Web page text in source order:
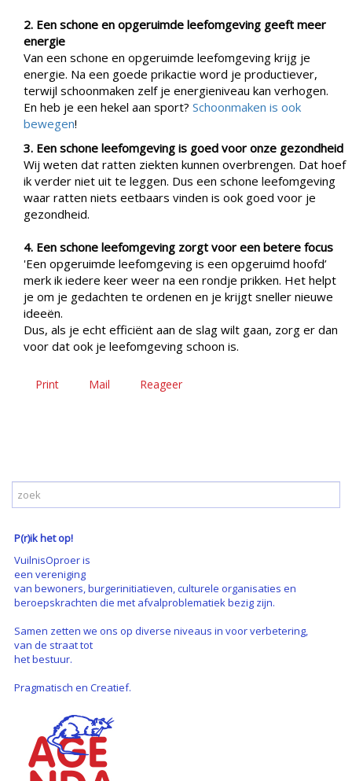
2. Een schone en opgeruimde leefomgeving geeft meer
energie
Van een schone en opgeruimde leefomgeving krijg je
energie. Na een goede prikactie word je productiever,
terwijl schoonmaken zelf je energieniveau kan verhogen.
En heb je een hekel aan sport? Schoonmaken is ook
bewegen!
3. Een schone leefomgeving is goed voor onze gezondheid
Wij weten dat ratten ziekten kunnen overbrengen. Dat hoef
ik verder niet uit te leggen. Dus een schone leefomgeving
waar ratten niets eetbaars vinden is ook goed voor je
gezondheid.
4. Een schone leefomgeving zorgt voor een betere focus
'Een opgeruimde leefomgeving is een opgeruimd hoofd’
merk ik iedere keer weer na een rondje prikken. Het helpt
je om je gedachten te ordenen en je krijgt sneller nieuwe
ideeën.
Dus, als je echt efficiënt aan de slag wilt gaan, zorg er dan
voor dat ook je leefomgeving schoon is.
Print Mail Reageer
P(r)ik het op!
VuilnisOproer is
een vereniging
van bewoners, burgerinitiatieven, culturele organisaties en
beroepskrachten die met afvalproblematiek bezig zijn.
Samen zetten we ons op diverse niveaus in voor verbetering,
van de straat tot
het bestuur.
Pragmatisch en Creatief.